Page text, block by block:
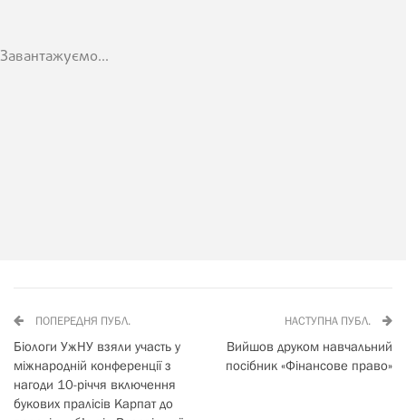
Завантажуємо...
ПОПЕРЕДНЯ ПУБЛ.
Біологи УжНУ взяли участь у
міжнародній конференції з
нагоди 10-річчя включення
букових пралісів Карпат до
НАСТУПНА ПУБЛ.
Вийшов друком навчальний
посібник «Фінансове право»